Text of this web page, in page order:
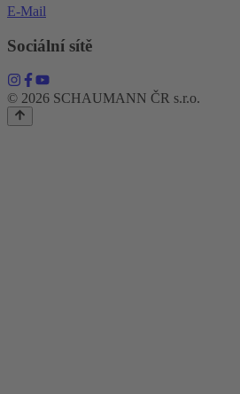
E-Mail
Sociální sítě
© 2026 SCHAUMANN ČR s.r.o.